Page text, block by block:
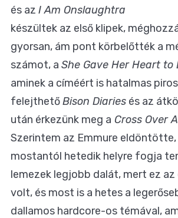
és az I Am Onslaughtra
készültek az első klipek,
gyorsan, ám pont körbelőtték a
számot, a She Gave Her Heart to
aminek a címéért is hatalmas
felejthetőBison Diaries és az
után érkezünk meg a Cross Over
Szerintem az Emmure
mostantól hetedik helyre fogja
lemezek legjobb dalát, mert ez az
volt, és most is a hetes a
dallamos hardcore-os témával,